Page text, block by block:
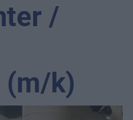
/
(m/k)